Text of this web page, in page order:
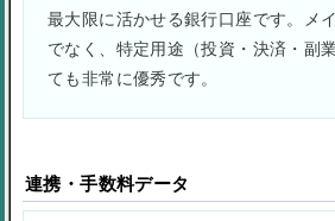
最大限に活かせる銀行口座です。メ
でなく、特定用途（投資・決済・副
ても非常に優秀です。
連携・手数料データ